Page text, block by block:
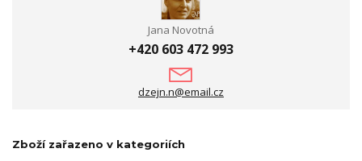
Jana Novotná
+420 603 472 993
dzejn.n@email.cz
Zboží zařazeno v kategoriích